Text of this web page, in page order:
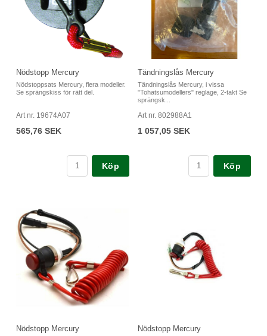
Nödstopp Mercury
Nödstoppsats Mercury, flera modeller.
Se sprängskiss för rätt del.
Art nr. 19674A07
565,76 SEK
Köp
Tändningslås Mercury
Tändningslås Mercury, i vissa
"Tohatsumodellers" reglage, 2-takt Se
sprängsk...
Art nr. 802988A1
1 057,05 SEK
Köp
Nödstopp Mercury Nödstopp Mercury